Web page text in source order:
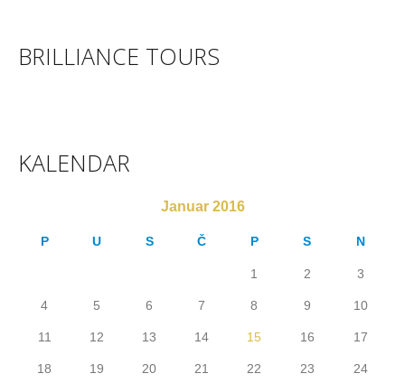
BRILLIANCE TOURS
KALENDAR
Januar 2016
P U S Č P S N
1 2 3
4 5 6 7 8 9 10
11 12 13 14 15 16 17
18 19 20 21 22 23 24